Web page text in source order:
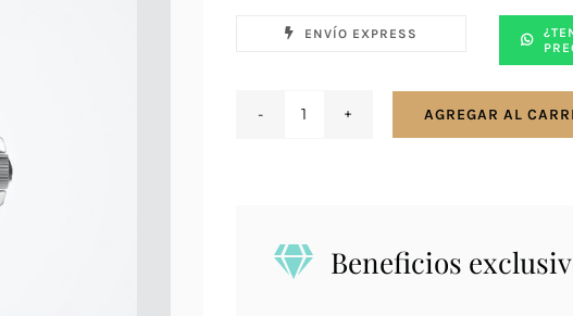
ENVÍO EXPRESS
2206H
cantidad
AGREGAR AL
Beneficios